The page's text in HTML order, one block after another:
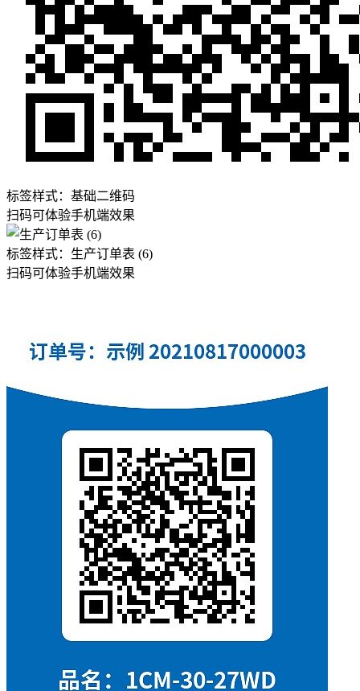
标签样式： 基础二维码
扫码可体验手机端效果
标签样式： 生产订单表 (6)
扫码可体验手机端效果